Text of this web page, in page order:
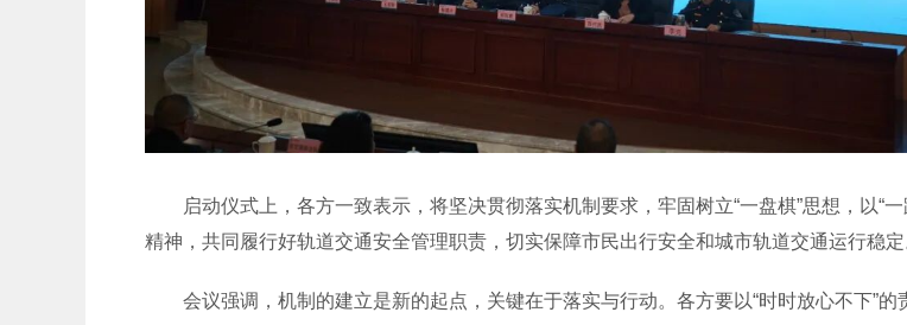
启动仪式上，各方一致表示，将坚决贯彻落实机制要求，牢固树立“一盘棋”思想，以“一
精神，共同履行好轨道交通安全管理职责，切实保障市民出行安全和城市轨道交通运行稳定
会议强调，机制的建立是新的起点，关键在于落实与行动。各方要以“时时放心不下”的